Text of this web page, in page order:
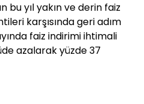
bu yıl yakın ve derin faiz
karşısında geri adım
faiz indirimi ihtimali
azalarak yüzde 37